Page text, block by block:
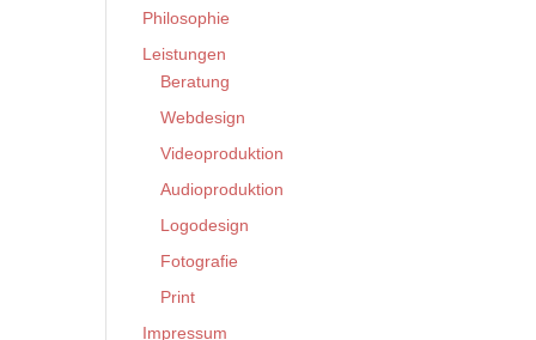
Philosophie
Leistungen
Beratung
Webdesign
Videoproduktion
Audioproduktion
Logodesign
Fotografie
Print
Impressum